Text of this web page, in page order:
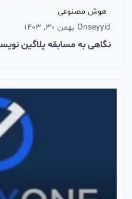
هوش مصنوعی
seyyid
On بهمن 30, 1403
نگاهی به مسابقه پلاگین نویسی Hex-Rays IDA 2024